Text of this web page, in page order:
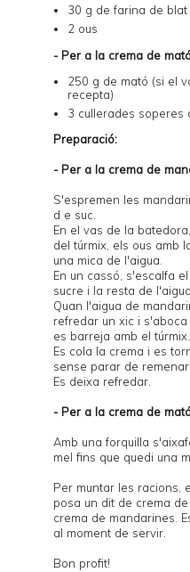
30 g de farina de
2 ous
- Per a la crema de
250 g de mató (si el
recepta)
3 cullerades soperes
Preparació:
- Per a la crema de
S'espremen les
d e suc.
En el vas de la
del túrmix, els ous amb
una mica de l'aigua.
En un cassó, s'escalfa
sucre i la resta de
Quan l'aigua de
refredar un xic i
es barreja amb el túrmix.
Es cola la crema i es
sense parar de
Es deixa refredar.
- Per a la crema de
Amb una forquilla
mel fins que quedi una
Per muntar les racions,
posa un dit de crema
crema de mandarines.
al moment de servir.
Bon profit!